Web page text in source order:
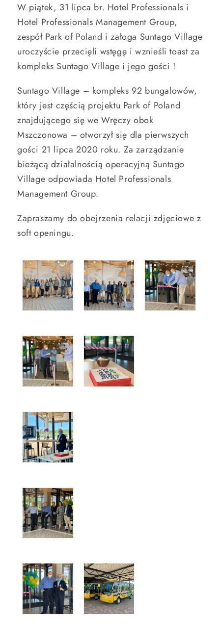
W piątek, 31 lipca br. Hotel Professionals i
Hotel Professionals Management Group,
zespół Park of Poland i załoga Suntago Village
uroczyście przecięli wstęgę i wznieśli toast za
kompleks Suntago Village i jego gości !
Suntago Village – kompleks 92 bungalowów,
który jest częścią projektu Park of Poland
znajdującego się we Wręczy obok
Mszczonowa – otworzył się dla pierwszych
gości 21 lipca 2020 roku. Za zarządzanie
bieżącą działalnością operacyjną Suntago
Village odpowiada Hotel Professionals
Management Group.
Zapraszamy do obejrzenia relacji zdjęciowe z
soft openingu.